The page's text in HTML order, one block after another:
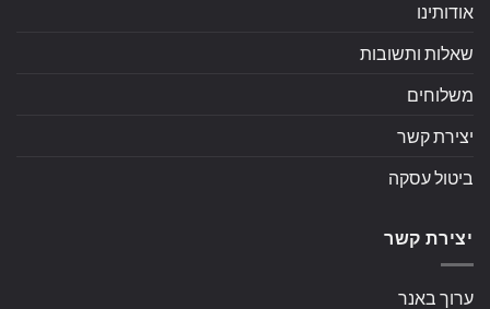
אודותינו
שאלות ותשובות
משלוחים
יצירת קשר
ביטול עסקה
יצירת קשר
ערוך באנר